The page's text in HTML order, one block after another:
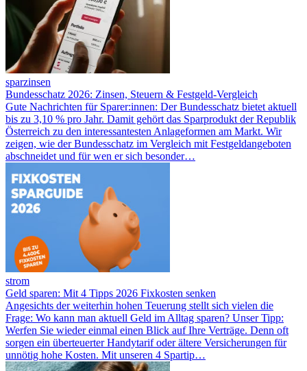
sparzinsen
Bundesschatz 2026: Zinsen, Steuern & Festgeld-Vergleich
Gute Nachrichten für Sparer:innen: Der Bundesschatz bietet aktuell
bis zu 3,10 % pro Jahr. Damit gehört das Sparprodukt der Republik
Österreich zu den interessantesten Anlageformen am Markt. Wir
zeigen, wie der Bundesschatz im Vergleich mit Festgeldangeboten
abschneidet und für wen er sich besonder…
strom
Geld sparen: Mit 4 Tipps 2026 Fixkosten senken
Angesichts der weiterhin hohen Teuerung stellt sich vielen die
Frage: Wo kann man aktuell Geld im Alltag sparen? Unser Tipp:
Werfen Sie wieder einmal einen Blick auf Ihre Verträge. Denn oft
sorgen ein überteuerter Handytarif oder ältere Versicherungen für
unnötig hohe Kosten. Mit unseren 4 Spartip…